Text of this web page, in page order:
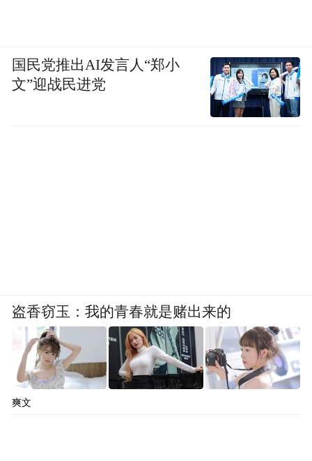
国民党推出AI发言人“郑小
文”迎战民进党
盗香窃玉：我的青春就是赌出来的
爽文